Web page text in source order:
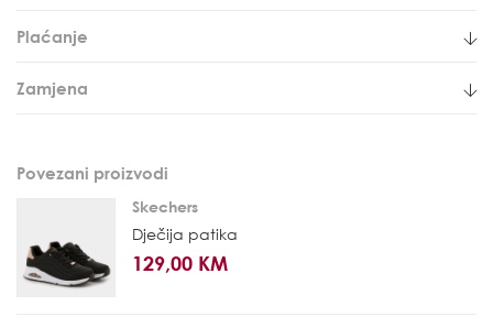
Plaćanje
Zamjena
Povezani proizvodi
Skechers
Dječija patika
129,00 KM